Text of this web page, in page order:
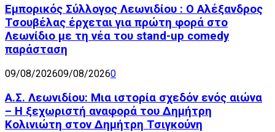
Εμπορικός Σύλλογος Λεωνιδίου : Ο Αλέξανδρος
Τσουβέλας έρχεται για πρώτη φορά στο
Λεωνίδιο με τη νέα του stand-up comedy
παράσταση
09/08/202609/08/20260
Α.Σ. Λεωνιδίου: Μια ιστορία σχεδόν ενός αιώνα
– Η ξεχωριστή αναφορά του Δημήτρη
Κολινιώτη στον Δημήτρη Τσιγκούνη